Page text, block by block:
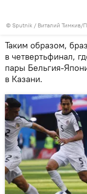
© Sputnik / Виталий Тимкив/
Таким образом,
в четвертьфинал,
пары Бельгия-
в Казани.